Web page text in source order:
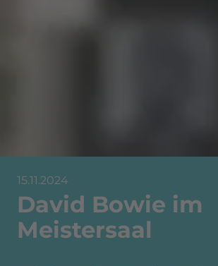
15.11.2024
David Bowie im
Meistersaal